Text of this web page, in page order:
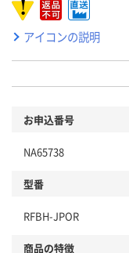
アイコンの説明
お申込番号
NA65738
型番
RFBH-JPOR
商品の特徴